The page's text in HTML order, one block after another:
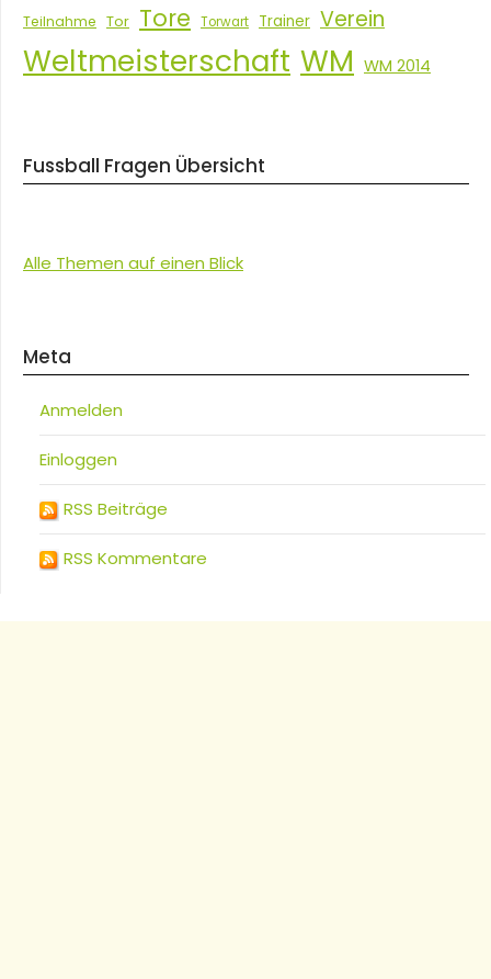
Teilnahme Tor Tore Torwart Trainer Verein
Weltmeisterschaft WM WM 2014
Fussball Fragen Übersicht
Alle Themen auf einen Blick
Meta
Anmelden
Einloggen
RSS Beiträge
RSS Kommentare